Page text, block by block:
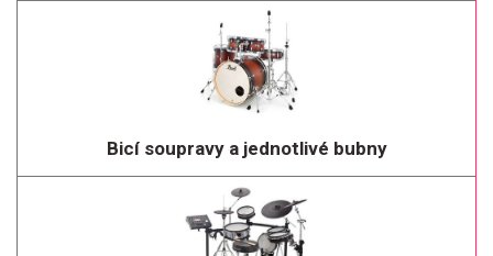
Bicí soupravy a jednotlivé bubny